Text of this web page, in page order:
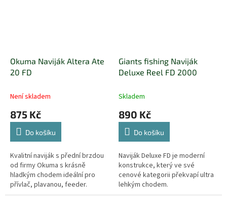
Okuma Naviják Altera Ate
20 FD
Není skladem
875 Kč
Do košíku
Kvalitní naviják s přední brzdou
od firmy Okuma s krásně
hladkým chodem ideální pro
přívlač, plavanou, feeder.
Giants fishing Naviják
Deluxe Reel FD 2000
Skladem
890 Kč
Do košíku
Naviják Deluxe FD je moderní
konstrukce, který ve své
cenové kategorii překvapí ultra
lehkým chodem.